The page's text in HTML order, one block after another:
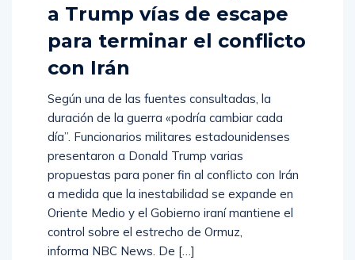
a Trump vías de escape
para terminar el conflicto
con Irán
Según una de las fuentes consultadas, la
duración de la guerra «podría cambiar cada
día”. Funcionarios militares estadounidenses
presentaron a Donald Trump varias
propuestas para poner fin al conflicto con Irán
a medida que la inestabilidad se expande en
Oriente Medio y el Gobierno iraní mantiene el
control sobre el estrecho de Ormuz,
informa NBC News. De […]